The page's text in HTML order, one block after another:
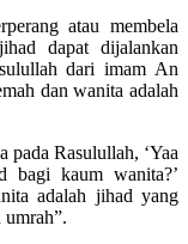
atau membela
dapat dijalankan
dari imam An
dan wanita adalah
Rasulullah, ‘Yaa
bagi kaum wanita?’
adalah jihad yang
umrah”.